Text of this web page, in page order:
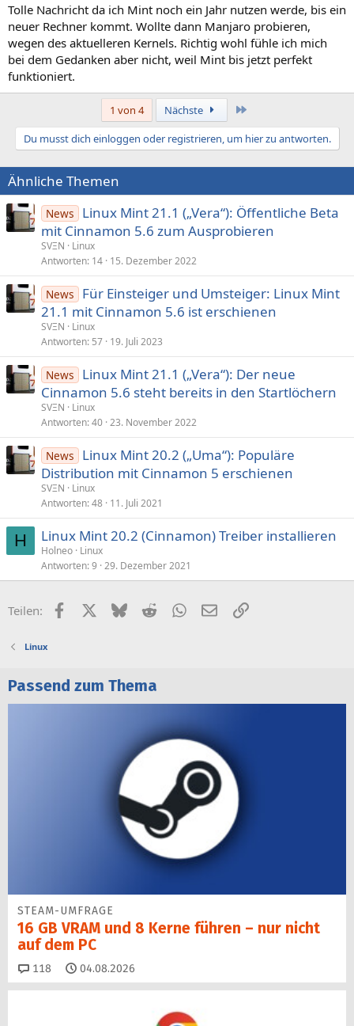
Tolle Nachricht da ich Mint noch ein Jahr nutzen werde, bis ein
neuer Rechner kommt. Wollte dann Manjaro probieren,
wegen des aktuelleren Kernels. Richtig wohl fühle ich mich
bei dem Gedanken aber nicht, weil Mint bis jetzt perfekt
funktioniert.
1 von 4 Nächste
Du musst dich einloggen oder registrieren, um hier zu antworten.
Ähnliche Themen
News
Linux Mint 21.1 („Vera“): Öffentliche Beta
mit Cinnamon 5.6 zum Ausprobieren
SVΞN
Linux
Antworten 14 15. Dezember 2022
News
Für Einsteiger und Umsteiger: Linux Mint
21.1 mit Cinnamon 5.6 ist erschienen
SVΞN
Linux
Antworten 57 19. Juli 2023
News
Linux Mint 21.1 („Vera“): Der neue
Cinnamon 5.6 steht bereits in den Startlöchern
SVΞN
Linux
Antworten 40 23. November 2022
News
Linux Mint 20.2 („Uma“): Populäre
Distribution mit Cinnamon 5 erschienen
SVΞN
Linux
Antworten 48 11. Juli 2021
H Linux Mint 20.2 (Cinnamon) Treiber installieren
Holneo Linux
Antworten 9 29. Dezember 2021
Teilen: FacebookX (Twitter)
BlueskyRedditWhatsApp
E-MailLink
Linux
Passend zum Thema
STEAM-UMFRAGE
16 GB VRAM und 8 Kerne führen – nur nicht
auf dem PC
118 Kommentare
04.08.2026